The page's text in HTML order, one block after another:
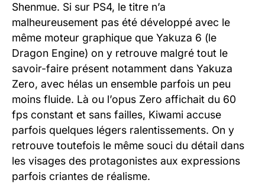
Shenmue. Si sur PS4, le titre n’a
malheureusement pas été développé avec le
même moteur graphique que Yakuza 6 (le
Dragon Engine) on y retrouve malgré tout le
savoir-faire présent notamment dans Yakuza
Zero, avec hélas un ensemble parfois un peu
moins fluide. Là ou l’opus Zero affichait du 60
fps constant et sans failles, Kiwami accuse
parfois quelques légers ralentissements. On y
retrouve toutefois le même souci du détail dans
les visages des protagonistes aux expressions
parfois criantes de réalisme.